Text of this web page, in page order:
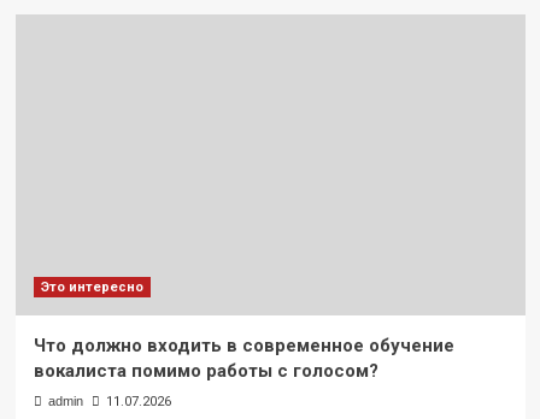
Это интересно
Что должно входить в современное обучение
вокалиста помимо работы с голосом?
admin 11.07.2026